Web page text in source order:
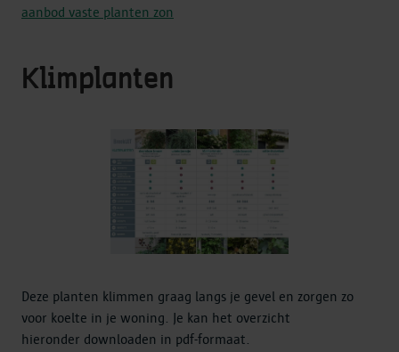
aanbod vaste planten zon
Klimplanten
Deze planten klimmen graag langs je gevel en zorgen zo
voor koelte in je woning. Je kan het overzicht
hieronder downloaden in pdf-formaat.